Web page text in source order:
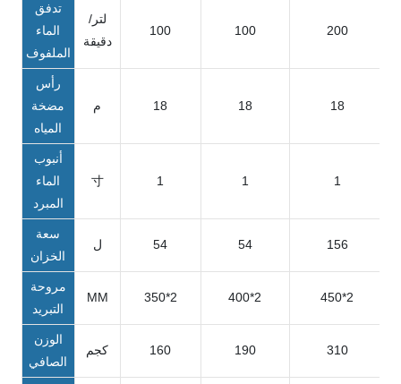
تدفق
الماء
الملفوف
لتر/
دقيقة
100 100 200
رأس
مضخة
المياه
م 18 18 18
أنبوب
الماء
المبرد
寸 1 1 1
سعة
الخزان
ل 54 54 156
مروحة
التبريد
MM 350*2 400*2 450*2
الوزن
الصافي
كجم 160 190 310